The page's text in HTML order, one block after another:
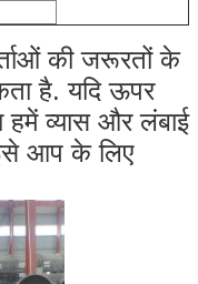
की जरूरतों के
है. यदि ऊपर
व्यास और लंबाई
आप के लिए